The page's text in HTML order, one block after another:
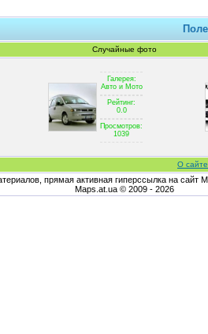
Случайные фото
Галерея:
Авто и Мото
Рейтинг:
0.0
Просмотров:
1039
О
прямая активная гиперссылка на сайт
Maps.at.ua © 2009 - 2026